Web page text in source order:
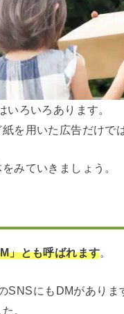
ろいろあります。
を用いた広告だけで
みていきましょう。
」とも呼ばれます。
SNSにもDMがありま
。